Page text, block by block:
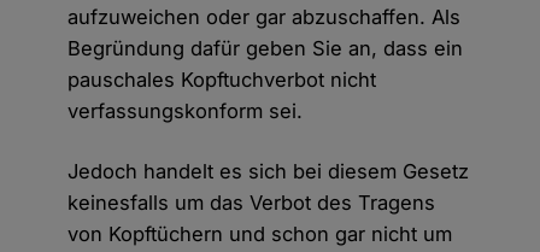
aufzuweichen oder gar abzuschaffen. Als
Begründung dafür geben Sie an, dass ein
pauschales Kopftuchverbot nicht
verfassungskonform sei.
Jedoch handelt es sich bei diesem Gesetz
keinesfalls um das Verbot des Tragens
von Kopftüchern und schon gar nicht um